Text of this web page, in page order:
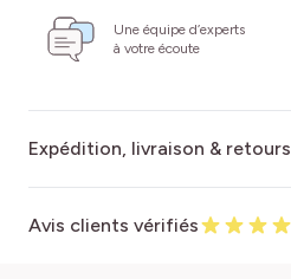
Une équipe d’experts
à votre écoute
Expédition, livraison & retours
Avis clients vérifiés